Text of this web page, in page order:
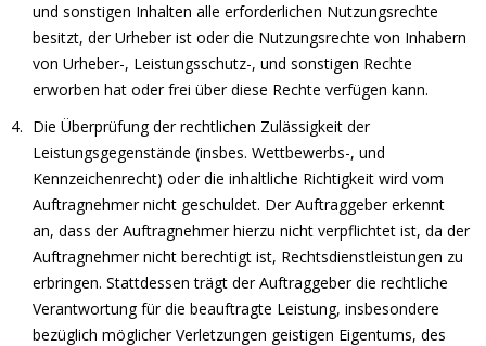
und sonstigen Inhalten alle erforderlichen Nutzungsrechte
besitzt, der Urheber ist oder die Nutzungsrechte von Inhabern
von Urheber-, Leistungsschutz-, und sonstigen Rechte
erworben hat oder frei über diese Rechte verfügen kann.
Die Überprüfung der rechtlichen Zulässigkeit der
Leistungsgegenstände (insbes. Wettbewerbs-, und
Kennzeichenrecht) oder die inhaltliche Richtigkeit wird vom
Auftragnehmer nicht geschuldet. Der Auftraggeber erkennt
an, dass der Auftragnehmer hierzu nicht verpflichtet ist, da der
Auftragnehmer nicht berechtigt ist, Rechtsdienstleistungen zu
erbringen. Stattdessen trägt der Auftraggeber die rechtliche
Verantwortung für die beauftragte Leistung, insbesondere
bezüglich möglicher Verletzungen geistigen Eigentums, des